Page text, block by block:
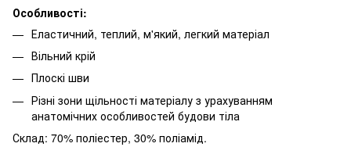
Особливості:
Еластичний, теплий, м'який, легкий матеріал
Вільний крій
Плоскі шви
Різні зони щільності матеріалу з урахуванням
анатомічних особливостей будови тіла
Склад: 70% поліестер, 30% поліамід.